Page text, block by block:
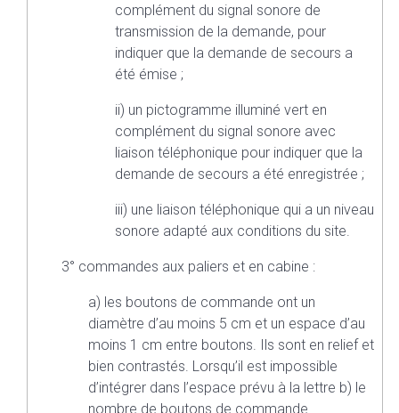
complément du signal sonore de
transmission de la demande, pour
indiquer que la demande de secours a
été émise ;
ii) un pictogramme illuminé vert en
complément du signal sonore avec
liaison téléphonique pour indiquer que la
demande de secours a été enregistrée ;
iii) une liaison téléphonique qui a un niveau
sonore adapté aux conditions du site.
3° commandes aux paliers et en cabine :
a) les boutons de commande ont un
diamètre d’au moins 5 cm et un espace d’au
moins 1 cm entre boutons. Ils sont en relief et
bien contrastés. Lorsqu’il est impossible
d’intégrer dans l’espace prévu à la lettre b) le
nombre de boutons de commande